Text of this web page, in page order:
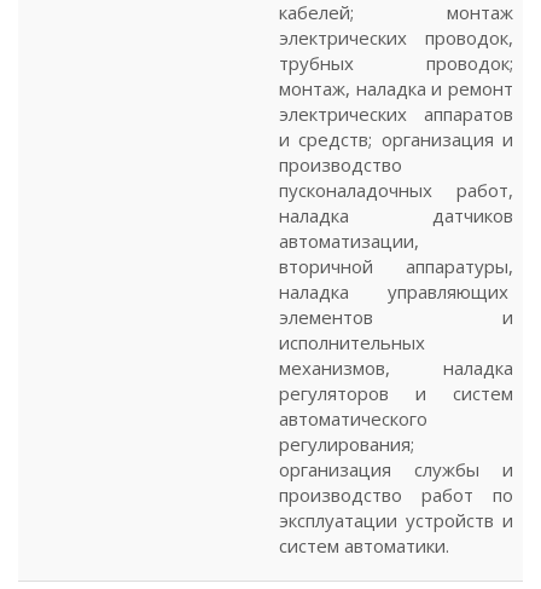
кабелей; монтаж
электрических проводок,
трубных проводок;
монтаж, наладка и ремонт
электрических аппаратов
и средств; организация и
производство
пусконаладочных работ,
наладка датчиков
автоматизации,
вторичной аппаратуры,
наладка управляющих
элементов и
исполнительных
механизмов, наладка
регуляторов и систем
автоматического
регулирования;
организация службы и
производство работ по
эксплуатации устройств и
систем автоматики.